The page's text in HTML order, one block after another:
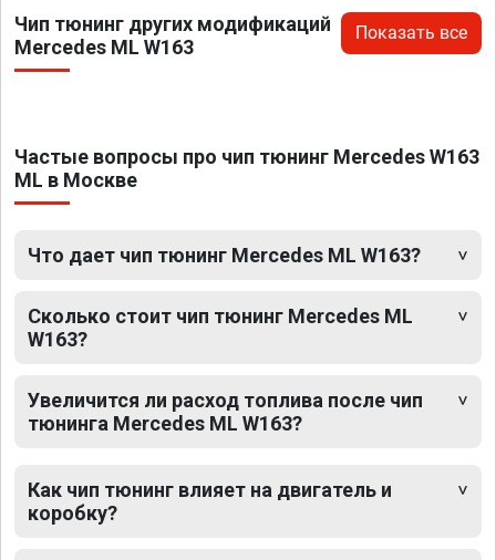
Чип тюнинг других модификаций
Mercedes ML W163
Показать все
Частые вопросы про чип тюнинг Mercedes W163
ML в Москве
Что дает чип тюнинг Mercedes ML W163?
Сколько стоит чип тюнинг Mercedes ML
W163?
Увеличится ли расход топлива после чип
тюнинга Mercedes ML W163?
Как чип тюнинг влияет на двигатель и
коробку?